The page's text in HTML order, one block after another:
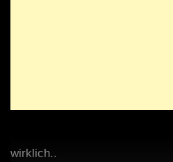
wirklich..